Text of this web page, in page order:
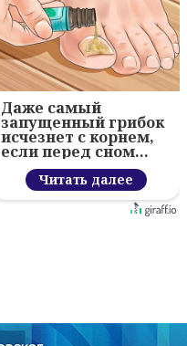
Даже самый
запущенный грибок
исчезнет с корнем,
если перед сном…
Читать далее